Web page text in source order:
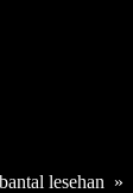
bantal lesehan »